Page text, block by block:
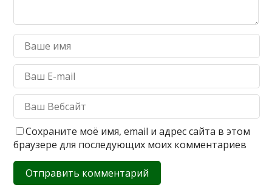
Сохраните моё имя, email и адрес сайта в этом
браузере для последующих моих комментариев